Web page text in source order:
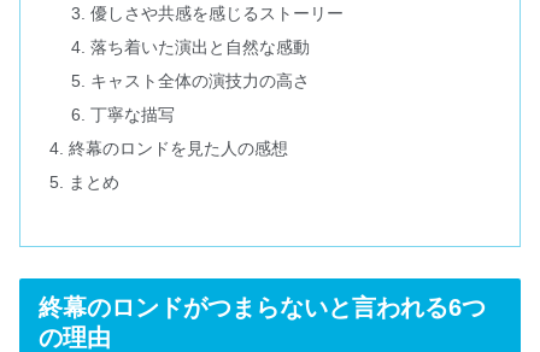
優しさや共感を感じるストーリー
落ち着いた演出と自然な感動
キャスト全体の演技力の高さ
丁寧な描写
終幕のロンドを見た人の感想
まとめ
終幕のロンドがつまらないと言われる6つ
の理由